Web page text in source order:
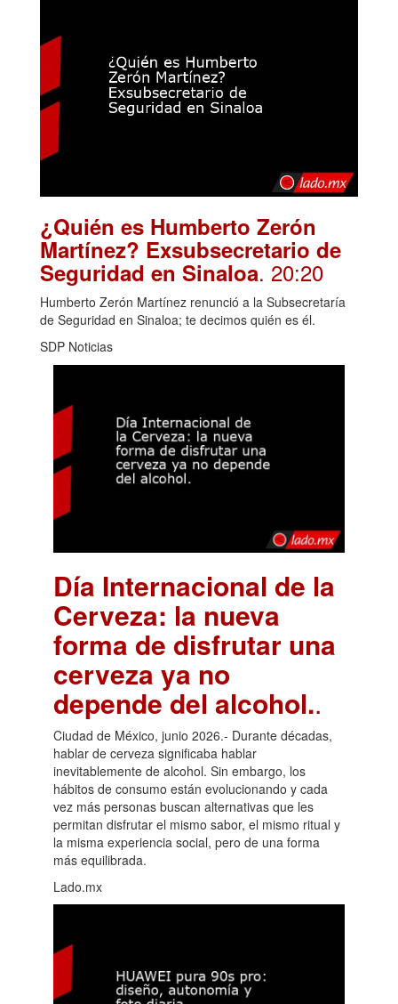
¿Quién es Humberto Zerón
Martínez? Exsubsecretario de
Seguridad en Sinaloa. 20:20
Humberto Zerón Martínez renunció a la Subsecretaría
de Seguridad en Sinaloa; te decimos quién es él.
SDP Noticias
Día Internacional de la
Cerveza: la nueva
forma de disfrutar una
cerveza ya no
depende del alcohol..
Ciudad de México, junio 2026.- Durante décadas,
hablar de cerveza significaba hablar
inevitablemente de alcohol. Sin embargo, los
hábitos de consumo están evolucionando y cada
vez más personas buscan alternativas que les
permitan disfrutar el mismo sabor, el mismo ritual y
la misma experiencia social, pero de una forma
más equilibrada.
Lado.mx